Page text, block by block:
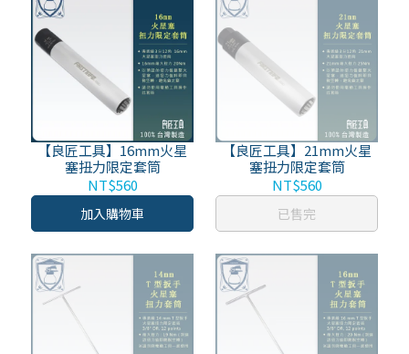
【良匠工具】16mm火星
塞扭力限定套筒
NT$560
加入購物車
【良匠工具】21mm火星
塞扭力限定套筒
NT$560
已售完